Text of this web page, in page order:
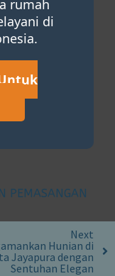
rumah
di
PEMASANGAN
Next
Hunian di
Jayapura dengan
Sentuhan Elegan